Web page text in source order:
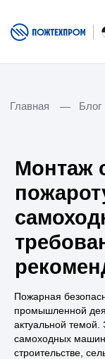
требования
Пожарная
промышленной
актуальной
самоходных
строительстве,
О нас
О заводе
Социальная
Испытания
8 800 302 78 16
Получить
Внедрения
Контакты
Портал
Портал для дилеров